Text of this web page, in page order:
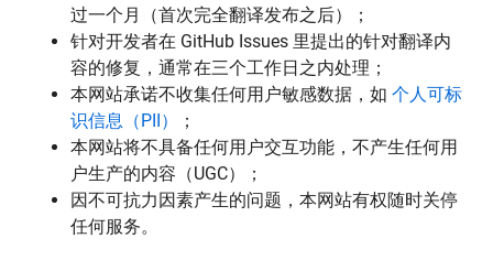
过一个月（首次完全翻译发布之后）；
针对开发者在 GitHub Issues 里提出的针对翻译内
容的修复，通常在三个工作日之内处理；
本网站承诺不收集任何用户敏感数据，如 个人可标
识信息（PII）
；
本网站将不具备任何用户交互功能，不产生任何用
户生产的内容（UGC）；
因不可抗力因素产生的问题，本网站有权随时关停
任何服务。